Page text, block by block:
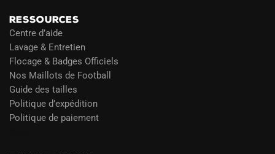
RESSOURCES
Centre d’aide
Lavage & Entretien
Flocage & Badges Officiels
Nos Maillots de Football
Guide des tailles
Politique d’expédition
Politique de paiement